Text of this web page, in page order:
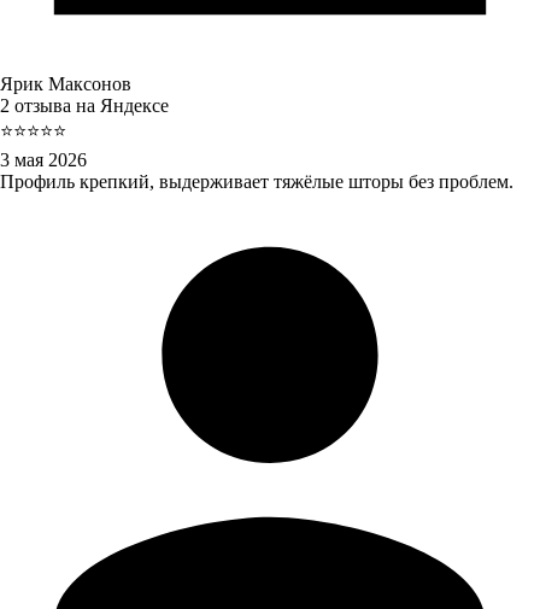
Ярик Максонов
2 отзыва на Яндексе
⭐⭐⭐⭐⭐
3 мая 2026
Профиль крепкий, выдерживает тяжёлые шторы без проблем.